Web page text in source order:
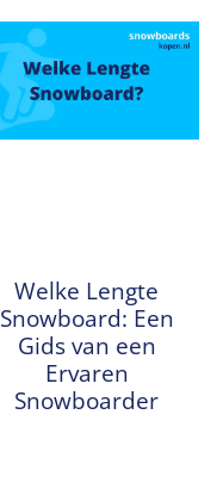
Welke Lengte
Snowboard: Een
Gids van een
Ervaren
Snowboarder